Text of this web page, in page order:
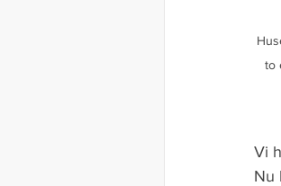
to
Vi
Nu